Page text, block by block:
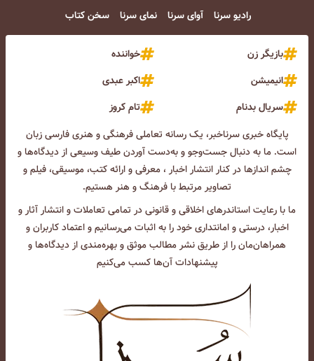
رادیو سرنا آوای سرنا نمای سرنا سخن کتاب
بازیگر زن
خواننده
انیمیشن
اکبر عبدی
سریال بدنام
تام کروز
پایگاه خبری سرناخبر، یک رسانه تعاملی فرهنگی و هنری فارسی زبان
است. ما به دنبال جست‌و‌جو و به‌دست آوردن طیف وسیعی از دیدگاه‌ها و
چشم انداز‌ها در کنار انتشار اخبار ، معرفی و ارائه کتب، موسیقی، فیلم و
تصاویر مرتبط با فرهنگ و هنر هستیم.
ما با رعایت استاندرهای اخلاقی و قانونی در تمامی تعاملات و انتشار آثار و
اخبار، درستی و امانتداری خود را به اثبات می‌رسانیم و اعتماد کاربران و
همراهان‌مان را از طریق نشر مطالب موثق و بهره‌مندی از دیدگاه‌ها و
پیشنهادات آن‌ها کسب می‌کنیم